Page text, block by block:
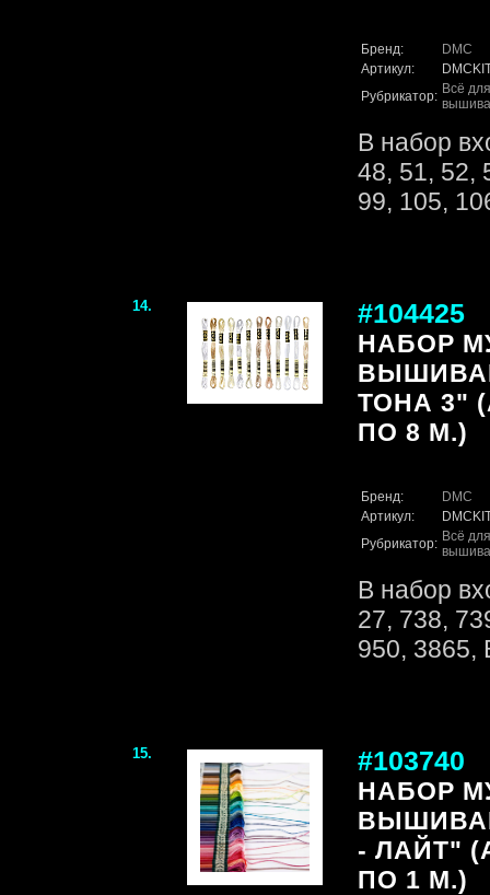
Бренд:
DMC
Артикул:
Рубрикатор: Всё
В набор
48, 51, 52,
99, 105,
14. #104425
НАБОР
ТОНА 3"
ПО 8 М.)
Бренд:
DMC
Артикул:
Рубрикатор: Всё
В набор
27, 738,
950, 3865,
15. #103740
НАБОР
- ЛАЙТ"
ПО 1 М.)